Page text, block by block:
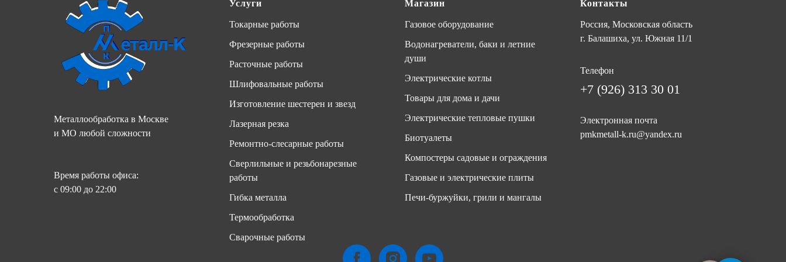
Металлообработка в Москве
и МО любой сложности
Время работы офиса:
с 09:00 до 22:00
Услуги
Токарные работы
Фрезерные работы
Расточные работы
Шлифовальные работы
Изготовление шестерен и звезд
Лазерная резка
Ремонтно-слесарные работы
Сверлильные и резьбонарезные
работы
Гибка металла
Термообработка
Сварочные работы
Магазин
Газовое оборудование
Водонагреватели, баки и летние
души
Электрические котлы
Товары для дома и дачи
Электрические тепловые пушки
Биотуалеты
Компостеры садовые и ограждения
Газовые и электрические плиты
Печи-буржуйки, грили и мангалы
Контакты
Россия, Московская область
г. Балашиха, ул. Южная 11/1
Телефон
+7 (926) 313 30 01
Электронная почта
pmkmetall-k.ru@yandex.ru